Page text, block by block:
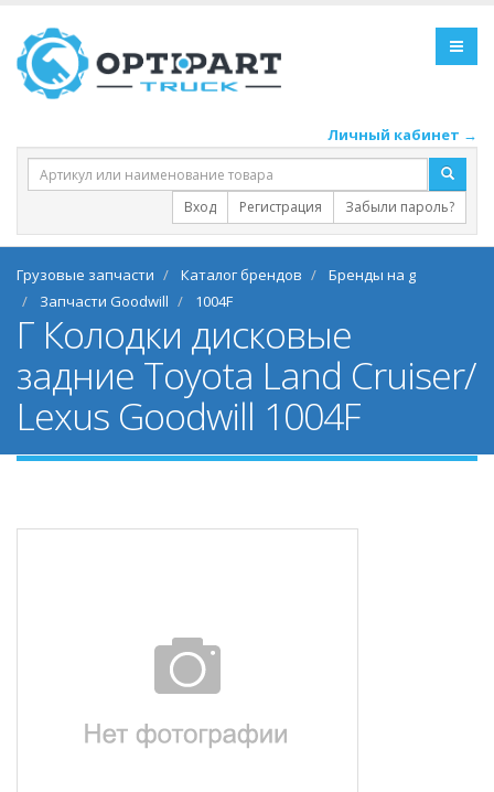
Личный кабинет →
Вход Регистрация Забыли пароль?
Грузовые запчасти Каталог брендов
Бренды на g
Запчасти Goodwill
1004F
Г Колодки дисковые
задние Toyota Land Cruiser/
Lexus Goodwill 1004F